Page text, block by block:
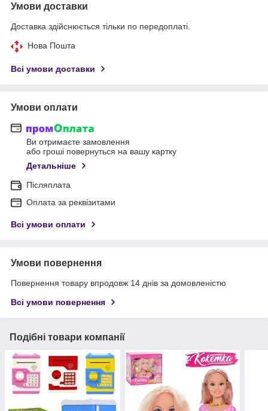
Умови доставки
Доставка здійснюється тільки по передоплаті.
Нова Пошта
Всі умови доставки
Умови оплати
Ви отримаєте замовлення
або гроші повернуться на вашу картку
Детальніше
Післяплата
Оплата за реквізитами
Всі умови оплати
Умови повернення
Повернення товару впродовж 14 днів за домовленістю
Всі умови повернення
Подібні товари компанії